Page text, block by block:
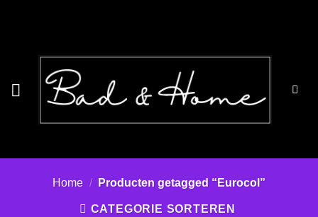
Home / Producten getagged “Eurocol”
CATEGORIE SORTEREN